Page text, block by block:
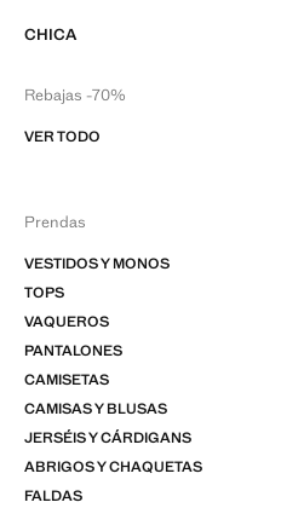
CHICA
Rebajas -70%
VER TODO
Prendas
VESTIDOS Y MONOS
TOPS
VAQUEROS
PANTALONES
CAMISETAS
CAMISAS Y BLUSAS
JERSÉIS Y CÁRDIGANS
ABRIGOS Y CHAQUETAS
FALDAS